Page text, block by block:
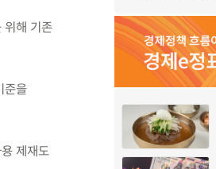
위해 기존
준을
제재도